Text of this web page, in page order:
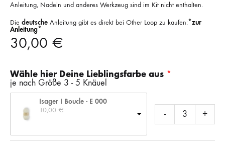
Anleitung, Nadeln und anderes Werkzeug sind im Kit nicht enthalten.
Die deutsche Anleitung gibt es direkt bei Other Loop zu kaufen:*zur
Anleitung*
30,00 €
Wähle hier Deine Lieblingsfarbe aus
je nach Größe 3 - 5 Knäuel
Isager I Boucle - E 000
10,00 € - +